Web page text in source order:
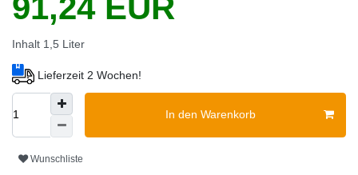
91,24 EUR
Inhalt 1,5 Liter
Lieferzeit 2 Wochen!
In den Warenkorb
Wunschliste